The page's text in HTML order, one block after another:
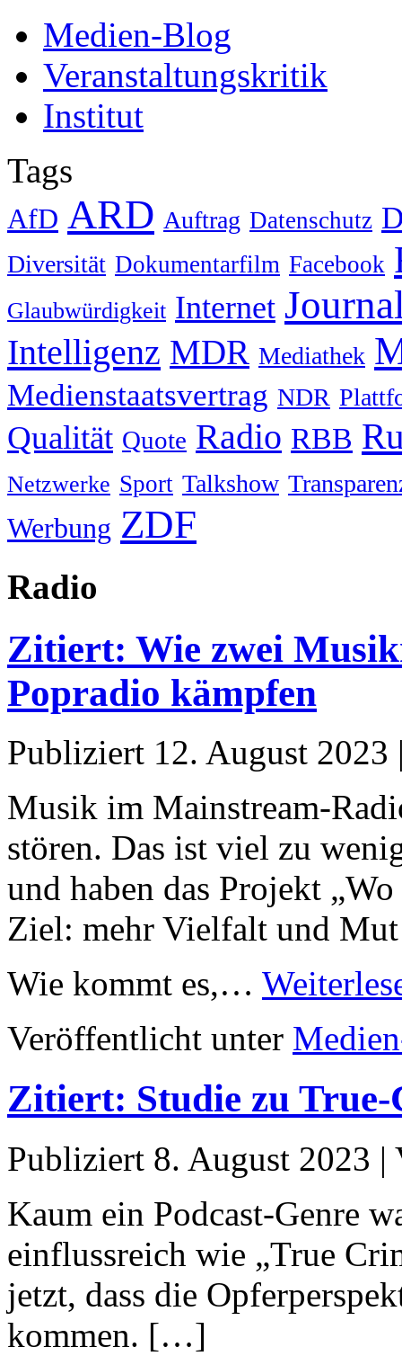
Medien-Blog
Veranstaltungskritik
Institut
Tags
AfD ARD Auftrag Datenschutz
Diversität Dokumentarfilm Facebook
Glaubwürdigkeit Internet
Intelligenz MDR Mediathek
Medienstaatsvertrag NDR
Qualität Quote Radio RBB
Netzwerke Sport Talkshow
Werbung ZDF
Radio
Zitiert: Wie zwei
Popradio kämpfen
Publiziert 12. August 2023
Musik im Mainstream-
stören. Das ist viel zu
und haben das Projekt
Ziel: mehr Vielfalt und
Wie kommt es,…
Veröffentlicht unter
Zitiert: Studie zu
Publiziert 8. August 2023 |
Kaum ein Podcast-Genre
einflussreich wie „True
jetzt, dass die
kommen. […]